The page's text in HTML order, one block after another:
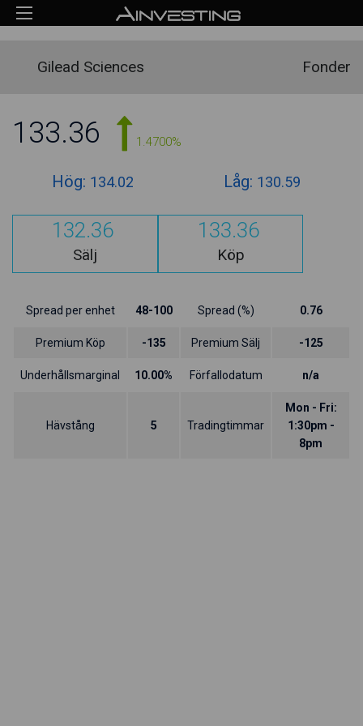
Gilead Sciences Fonder
133.36 1.4700%
Hög: 134.02 Låg: 130.59
132.36
Sälj
133.36
Köp
Spread per enhet 48-100 Spread (%) 0.76
Premium Köp -135 Premium Sälj -125
Underhållsmarginal 10.00% Förfallodatum n/a
Hävstång 5 Tradingtimmar
Mon - Fri:
1:30pm -
8pm